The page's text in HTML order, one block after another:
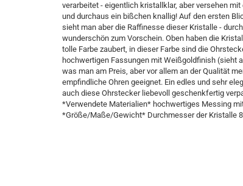
verarbeitet - eigentlich kristallklar, aber versehen
und durchaus ein bißchen knallig! Auf den ersten
sieht man aber die Raffinesse dieser Kristalle -
wunderschön zum Vorschein. Oben haben die
tolle Farbe zaubert, in dieser Farbe sind die
hochwertigen Fassungen mit Weißgoldfinish (sieht
was man am Preis, aber vor allem an der Qualität
empfindliche Ohren geeignet. Ein edles und sehr
auch diese Ohrstecker liebevoll geschenkfertig
*Verwendete Materialien* hochwertiges Messing
*Größe/Maße/Gewicht* Durchmesser der Kristalle